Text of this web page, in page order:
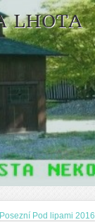
LHOTA
Posezní Pod lipami 2016